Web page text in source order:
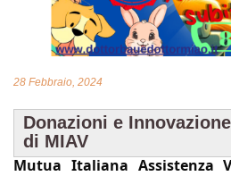
28 Febbraio, 2024
Donazioni e
di MIAV
Mutua Italiana Assistenza